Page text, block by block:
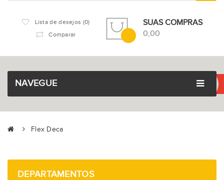
Lista de desejos (0)
Comparar
SUAS COMPRAS
0,00
NAVEGUE
Flex Deca
DEPARTAMENTOS